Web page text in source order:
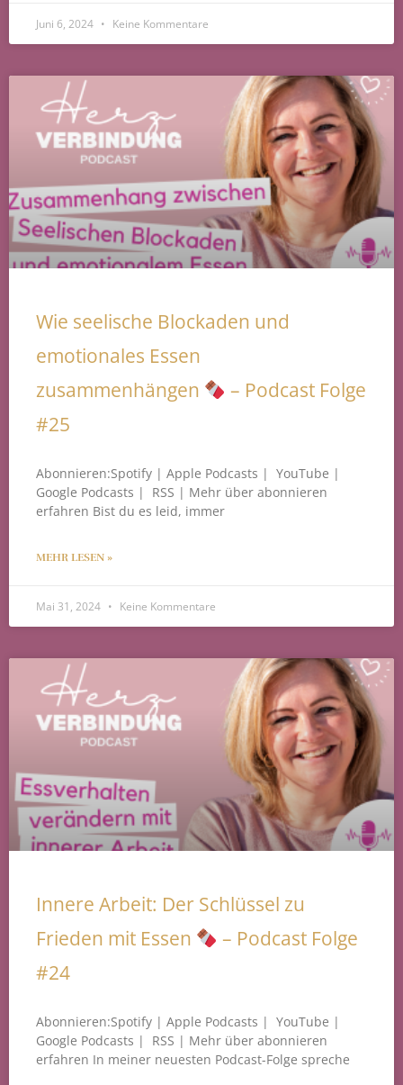
Juni 6, 2024 Keine Kommentare
Wie seelische Blockaden und
emotionales Essen
zusammenhängen
– Podcast Folge
#25
Abonnieren:Spotify | Apple Podcasts | YouTube |
Google Podcasts | RSS | Mehr über abonnieren
erfahren Bist du es leid, immer
MEHR LESEN »
Mai 31, 2024 Keine Kommentare
Innere Arbeit: Der Schlüssel zu
Frieden mit Essen
– Podcast Folge
#24
Abonnieren:Spotify | Apple Podcasts | YouTube |
Google Podcasts | RSS | Mehr über abonnieren
erfahren In meiner neuesten Podcast-Folge spreche